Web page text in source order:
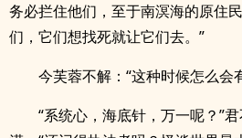
务必拦住他们，至于南溟海的原住
们，它们想找死就让它们去。”
今芙蓉不解：“这种时候怎么会
“系统心，海底针，万一呢？”